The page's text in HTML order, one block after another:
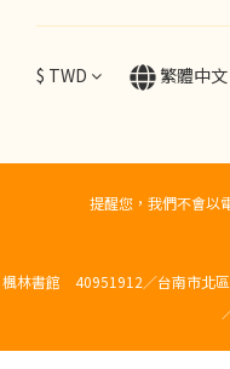
$ TWD 繁體中文
提醒您，我們不會以
楓林書館 40951912／台南市北區